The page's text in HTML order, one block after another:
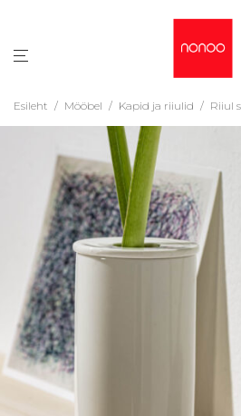
Esileht / Mööbel / Kapid ja riiulid / Riiul